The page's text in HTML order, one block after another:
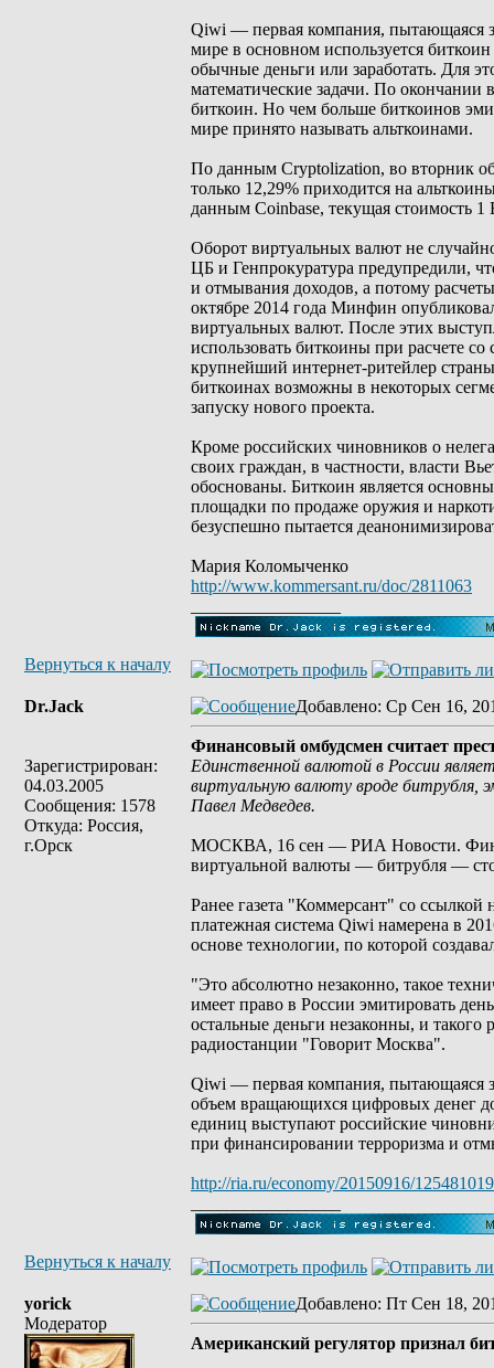
Qiwi — первая компания, пытающаяся
мире в основном используется
обычные деньги или заработать. Для
математические задачи. По окончании
биткоин. Но чем больше биткоинов
мире принято называть альткоинами.
По данным Cryptolization, во вторник
только 12,29% приходится на
данным Coinbase, текущая стоимость 1
Оборот виртуальных валют не
ЦБ и Генпрокуратура предупредили,
и отмывания доходов, а потому
октябре 2014 года Минфин
виртуальных валют. После этих
использовать биткоины при расчете
крупнейший интернет-ритейлер
биткоинах возможны в некоторых
запуску нового проекта.
Кроме российских чиновников о
своих граждан, в частности, власти
обоснованы. Биткоин является
площадки по продаже оружия и
безуспешно пытается
Мария Коломыченко
http://www.kommersant.ru/doc/2811063
Вернуться к началу
Dr.Jack
Зарегистрирован:
04.03.2005
Сообщения: 1578
Откуда: Россия,
г.Орск
Добавлено: Ср Сен 16,
Финансовый омбудсмен считает
Единственной валютой в России
виртуальную валюту вроде битрубля,
Павел Медведев.
МОСКВА, 16 сен — РИА Новости.
виртуальной валюты — битрубля —
Ранее газета "Коммерсант" со
платежная система Qiwi намерена в
основе технологии, по которой
"Это абсолютно незаконно, такое
имеет право в России эмитировать
остальные деньги незаконны, и
радиостанции "Говорит Москва".
Qiwi — первая компания, пытающаяся
объем вращающихся цифровых денег
единиц выступают российские
при финансировании терроризма и
http://ria.ru/economy/20150916/
Вернуться к началу
yorick
Модератор
Добавлено: Пт Сен 18,
Американский регулятор признал